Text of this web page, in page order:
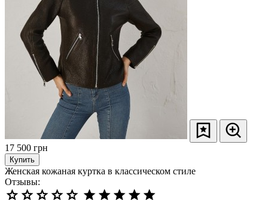
17 500 грн
Купить
Женская кожаная куртка в классическом стиле
Отзывы: